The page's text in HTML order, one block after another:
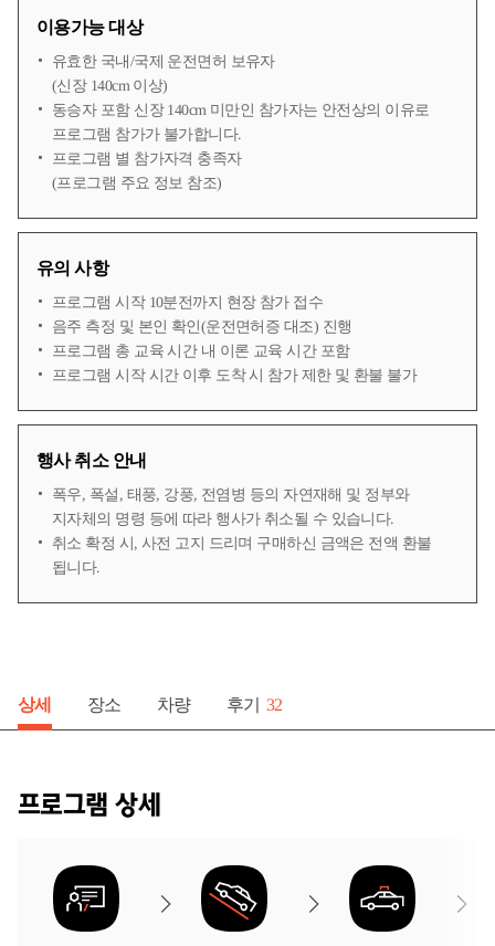
이용가능 대상
유효한 국내/국제 운전면허 보유자
(신장 140cm 이상)
동승자 포함 신장 140cm 미만인 참가자는 안전상의 이유로
프로그램 참가가 불가합니다.
프로그램 별 참가자격 충족자
(프로그램 주요 정보 참조)
유의 사항
프로그램 시작 10분전까지 현장 참가 접수
음주 측정 및 본인 확인(운전면허증 대조) 진행
프로그램 총 교육 시간 내 이론 교육 시간 포함
프로그램 시작 시간 이후 도착 시 참가 제한 및 환불 불가
행사 취소 안내
폭우, 폭설, 태풍, 강풍, 전염병 등의 자연재해 및 정부와
지자체의 명령 등에 따라 행사가 취소될 수 있습니다.
취소 확정 시, 사전 고지 드리며 구매하신 금액은 전액 환불
됩니다.
상세 장소 차량 후기 32
프로그램 상세